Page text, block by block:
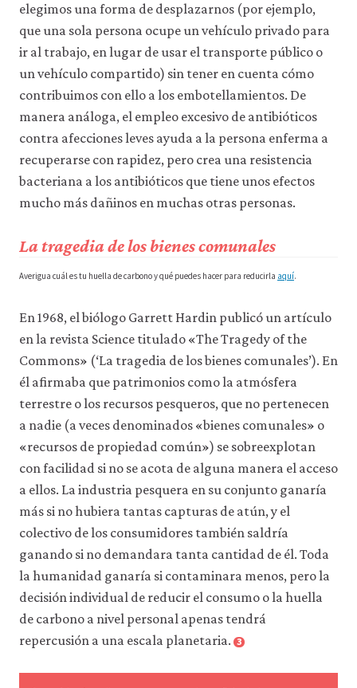
elegimos una forma de desplazarnos (por ejemplo,
que una sola persona ocupe un vehículo privado para
ir al trabajo, en lugar de usar el transporte público o
un vehículo compartido) sin tener en cuenta cómo
contribuimos con ello a los embotellamientos. De
manera análoga, el empleo excesivo de antibióticos
contra afecciones leves ayuda a la persona enferma a
recuperarse con rapidez, pero crea una resistencia
bacteriana a los antibióticos que tiene unos efectos
mucho más dañinos en muchas otras personas.
La tragedia de los bienes comunales
Averigua cuál es tu huella de carbono y qué puedes hacer para reducirla aquí.
En 1968, el biólogo Garrett Hardin publicó un artículo
en la revista Science titulado «The Tragedy of the
Commons» (‘La tragedia de los bienes comunales’). En
él afirmaba que patrimonios como la atmósfera
terrestre o los recursos pesqueros, que no pertenecen
a nadie (a veces denominados «bienes comunales» o
«recursos de propiedad común») se sobreexplotan
con facilidad si no se acota de alguna manera el acceso
a ellos. La industria pesquera en su conjunto ganaría
más si no hubiera tantas capturas de atún, y el
colectivo de los consumidores también saldría
ganando si no demandara tanta cantidad de él. Toda
la humanidad ganaría si contaminara menos, pero la
decisión individual de reducir el consumo o la huella
de carbono a nivel personal apenas tendrá
repercusión a una escala planetaria. 3